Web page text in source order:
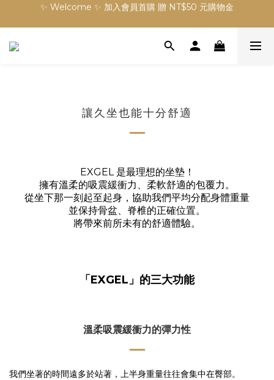
✨ Welcome ✨ 加入會員首購 贈 NT$50 元購物金
訂單滿 NT$3000 元免運費
✨ Welcome ✨ 加入會員首購 贈 NT$50 元購物金
讓久坐也能十分舒適
EXGEL 是最理想的坐墊！
擁有溫柔的吸震緩衝力、柔軟舒適的包覆力。
從坐下那一刻起至起身，協助我們平均分配身體重量
並保持骨盆、脊椎的正確位置。
將帶來前所未有的舒適體驗。
「EXGEL」的三大功能
溫柔吸震緩衝力的彈力性
我們坐著的時間遠多於站著， 上半身重量往往會集中在臀部。